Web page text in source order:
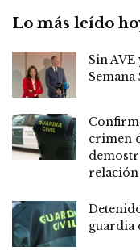
Lo más leído
Sin AVE
Semana
crimen
relación
guardia